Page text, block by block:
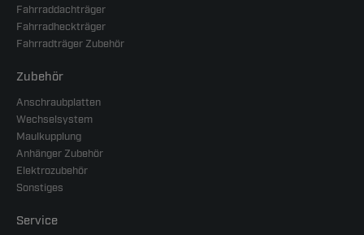
Fahrraddachträger
Fahrradheckträger
Fahrradträger Zubehör
Zubehör
Anschraubplatten
Wechselsystem
Maulkupplung
Anhänger Zubehör
Elektrozubehör
Sonstiges
Service